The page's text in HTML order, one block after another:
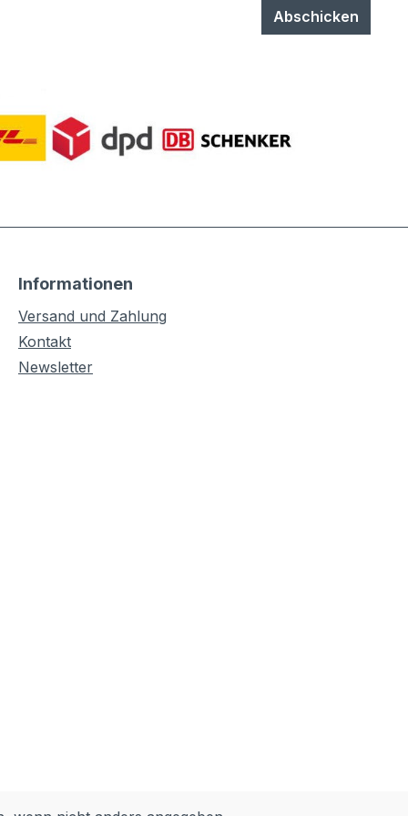
Abschicken
Informationen
Versand und Zahlung
Kontakt
Newsletter